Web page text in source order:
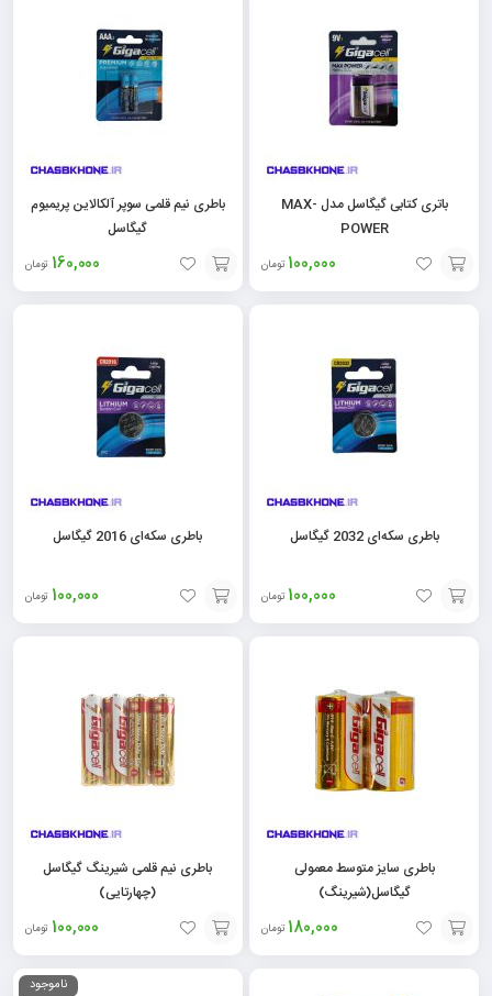
باتری کتابی گیگاسل مدل MAX-
POWER
100,000 تومان
افزودن
باطری نیم قلمی سوپر آلکالاین پریمیوم
گیگاسل
160,000 تومان
افزودن
باطری سکه‌ای 2032 گیگاسل
100,000 تومان
افزودن
باطری سکه‌ای 2016 گیگاسل
100,000 تومان
افزودن
باطری سایز متوسط معمولی
گیگاسل(شیرینگ)
180,000 تومان
افزودن
باطری نیم قلمی شیرینگ گیگاسل
(چهارتایی)
100,000 تومان
افزودن
ناموجود